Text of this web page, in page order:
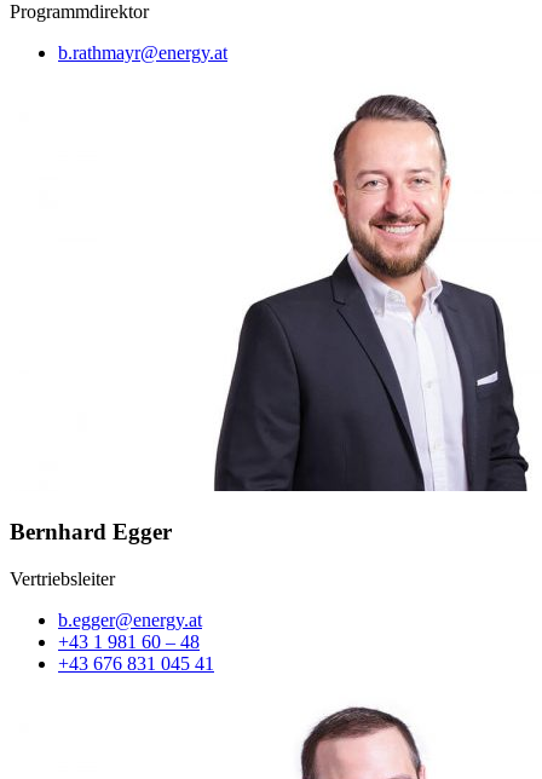
Programmdirektor
b.rathmayr@energy.at
Bernhard Egger
Vertriebsleiter
b.egger@energy.at
+43 1 981 60 – 48
+43 676 831 045 41